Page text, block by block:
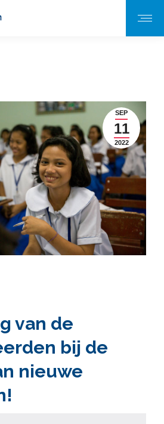
SEP
11
2022
van de
bij de
nieuwe